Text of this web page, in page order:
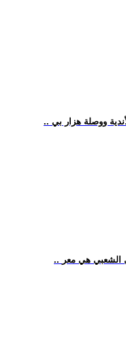
ووصلة هزار بي
الشعبي هي معر